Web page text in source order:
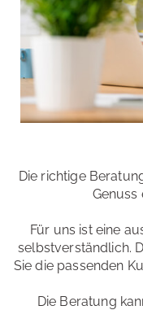
Die richtige
Genuss
Für uns ist eine
selbstverständlich.
Sie die passenden
Die Beratung